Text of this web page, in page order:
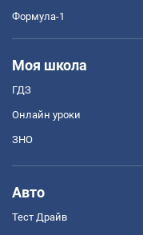
Формула-1
Моя школа
ГДЗ
Онлайн уроки
ЗНО
Авто
Тест Драйв